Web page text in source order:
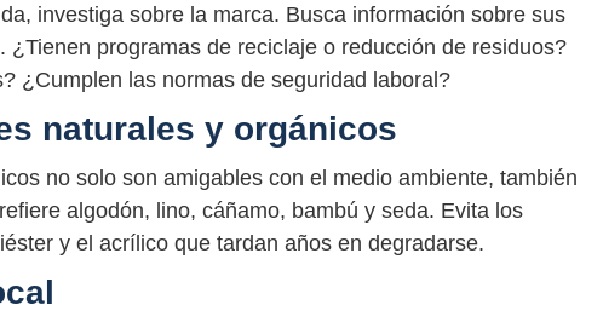
investiga sobre la marca. Busca información sobre sus
¿Tienen programas de reciclaje o reducción de residuos?
¿Cumplen las normas de seguridad laboral?
naturales y orgánicos
no solo son amigables con el medio ambiente, también
algodón, lino, cáñamo, bambú y seda. Evita los
y el acrílico que tardan años en degradarse.